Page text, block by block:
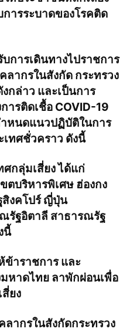
ารระบาดของโรคติด
การเดินทางไปราชการ
ลากรในสังกัด กระทรวง
กล่าว และเป็นการ
ารติดเชื้อ COVID-19
หนดแนวปฏิบัติในการ
เทศชั่วคราว ดังนี้
ศกลุ่มเสี่ยง ได้แก่
ตบริหารพิเศษ ฮ่องกง
สิงคโปร์ ญี่ปุ่น
รัฐอิตาลี สาธารณรัฐ
นี้
ข้าราชการ และ
หาดไทย ลาพักผ่อนเพื่อ
ยง
ากรในสังกัดกระทรวง